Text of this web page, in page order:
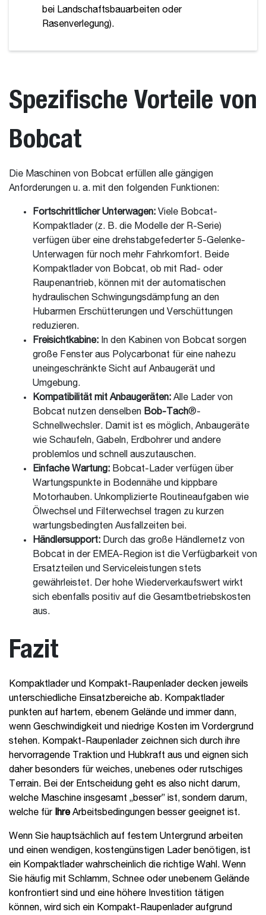
bei Landschaftsbauarbeiten oder
Rasenverlegung).
Spezifische Vorteile von
Bobcat
Die Maschinen von Bobcat erfüllen alle gängigen
Anforderungen u. a. mit den folgenden Funktionen:
Fortschrittlicher Unterwagen: Viele Bobcat-
Kompaktlader (z. B. die Modelle der R-Serie)
verfügen über eine drehstabgefederter 5-Gelenke-
Unterwagen für noch mehr Fahrkomfort. Beide
Kompaktlader von Bobcat, ob mit Rad- oder
Raupenantrieb, können mit der automatischen
hydraulischen Schwingungsdämpfung an den
Hubarmen Erschütterungen und Verschüttungen
reduzieren.
Freisichtkabine: In den Kabinen von Bobcat sorgen
große Fenster aus Polycarbonat für eine nahezu
uneingeschränkte Sicht auf Anbaugerät und
Umgebung.
Kompatibilität mit Anbaugeräten: Alle Lader von
Bobcat nutzen denselben Bob-Tach®-
Schnellwechsler. Damit ist es möglich, Anbaugeräte
wie Schaufeln, Gabeln, Erdbohrer und andere
problemlos und schnell auszutauschen.
Einfache Wartung: Bobcat-Lader verfügen über
Wartungspunkte in Bodennähe und kippbare
Motorhauben. Unkomplizierte Routineaufgaben wie
Ölwechsel und Filterwechsel tragen zu kurzen
wartungsbedingten Ausfallzeiten bei.
Händlersupport: Durch das große Händlernetz von
Bobcat in der EMEA-Region ist die Verfügbarkeit von
Ersatzteilen und Serviceleistungen stets
gewährleistet. Der hohe Wiederverkaufswert wirkt
sich ebenfalls positiv auf die Gesamtbetriebskosten
aus.
Fazit
Kompaktlader und Kompakt-Raupenlader decken jeweils
unterschiedliche Einsatzbereiche ab. Kompaktlader
punkten auf hartem, ebenem Gelände und immer dann,
wenn Geschwindigkeit und niedrige Kosten im Vordergrund
stehen. Kompakt-Raupenlader zeichnen sich durch ihre
hervorragende Traktion und Hubkraft aus und eignen sich
daher besonders für weiches, unebenes oder rutschiges
Terrain. Bei der Entscheidung geht es also nicht darum,
welche Maschine insgesamt „besser” ist, sondern darum,
welche für IhreArbeitsbedingungen besser geeignet ist.
Wenn Sie hauptsächlich auf festem Untergrund arbeiten
und einen wendigen, kostengünstigen Lader benötigen, ist
ein Kompaktlader wahrscheinlich die richtige Wahl. Wenn
Sie häufig mit Schlamm, Schnee oder unebenem Gelände
konfrontiert sind und eine höhere Investition tätigen
können, wird sich ein Kompakt-Raupenlader aufgrund